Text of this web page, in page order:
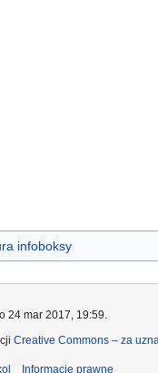
infoboksy
24 mar 2017, 19:59.
Creative Commons – za
Informacje prawne